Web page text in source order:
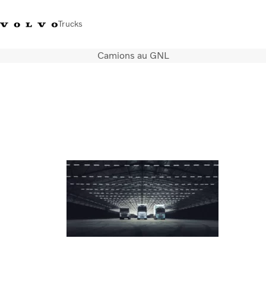
Trucks
Merchandise shopConnexion
Presse et médias
Transition énergétique
Camions au GNL